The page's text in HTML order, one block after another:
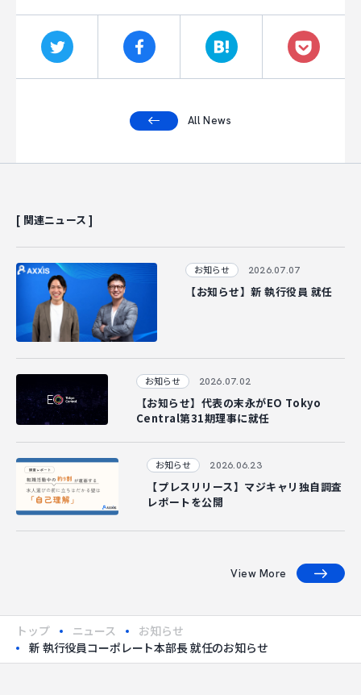
All News
[ 関連ニュース ]
お知らせ 2026.07.07
【お知らせ】新 執行役員 就任
お知らせ 2026.07.02
【お知らせ】代表の末永がEO Tokyo
Central第31期理事に就任
お知らせ 2026.06.23
【プレスリリース】マジキャリ独自調査
レポートを公開
View More
トップ ニュース
お知らせ
新 執行役員コーポレート本部長 就任のお知らせ